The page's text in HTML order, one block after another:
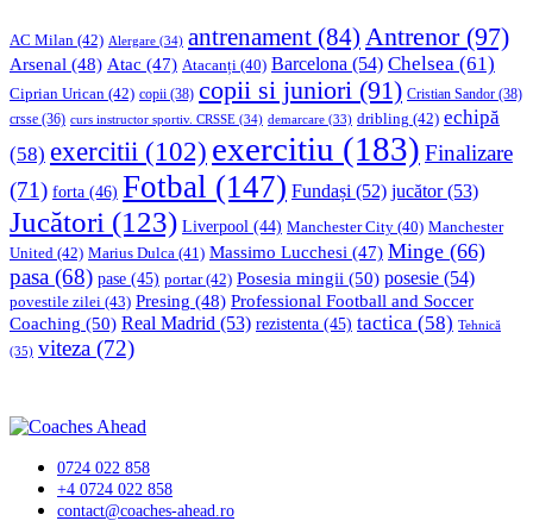
AC Milan (42) Alergare (34) antrenament (84) Antrenor(97)
Arsenal (48) Atac (47) Atacanți (40) Barcelona (54) Chelsea (61)
Ciprian Urican (42) copii (38) copii si juniori (91) Cristian Sandor (38)
crsse (36) curs instructor sportiv. CRSSE (34) demarcare (33) dribling (42) echipă
(58) exercitii (102) exercitiu (183) Finalizare
(71) forta (46) Fotbal (147) Fundași (52) jucător(53)
Jucători (123) Liverpool (44) Manchester City (40) Manchester
United (42) Marius Dulca (41) Massimo Lucchesi (47) Minge (66)
pasa (68) pase (45) portar(42) Posesia mingii (50) posesie (54)
povestile zilei (43) Presing (48) Professional Football and Soccer
Coaching (50) Real Madrid (53) rezistenta (45) tactica (58) Tehnică
(35) viteza (72)
0724 022 858
+4 0724 022 858
contact@coaches-ahead.ro